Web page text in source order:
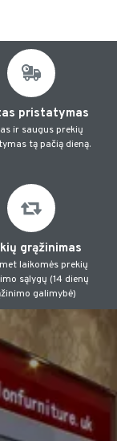
pristatymas
ir saugus prekių
tą pačią dieną.
grąžinimas
laikomės prekių
sąlygų (14 dienų
galimybė)